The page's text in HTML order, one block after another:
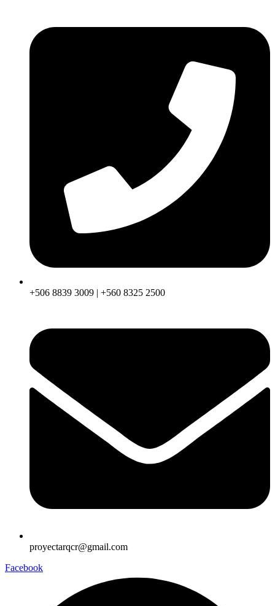
contenido
+506 8839 3009 | +560 8325 2500
proyectarqcr@gmail.com
Facebook